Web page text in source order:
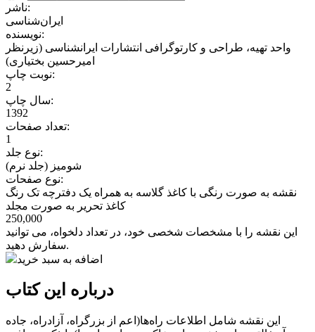
ناشر:
ایران‌شناسی
نویسنده:
واحد تهیه، طراحی و کارتوگرافی انتشارات ایرانشناسی (زیرنظر
امیرحسین بختیاری)
نوبت چاپ:
2
سال چاپ:
1392
تعداد صفحات:
1
نوع جلد:
شومیز (جلد نرم)
نوع صفحات:
نقشه به صورت رنگی با کاغذ گلاسه به همراه یک دفترچه تک رنگ
کاغذ تحریر به صورت مجلد
250,000
این نقشه را با مشخصات شخصی خود، در تعداد دلخواه، می توانید
سفارش دهید.
اضافه به سبد خرید
درباره این کتاب
این نقشه شامل اطلاعات راه‌ها(اعم از بزرگراه، آزادراه، جاده